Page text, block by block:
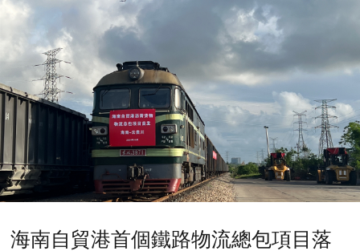
海南自貿港首個鐵路物流總包項目落